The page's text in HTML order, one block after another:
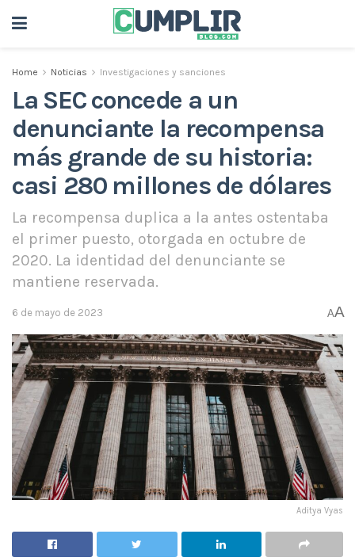
Home Noticias Investigaciones y sanciones
La SEC concede a un
denunciante la recompensa
más grande de su historia:
casi 280 millones de dólares
La recompensa duplica a la antes ostentaba
el primer puesto, otorgada en octubre de
2020. La identidad del denunciante se
mantiene reservada.
6 de mayo de 2023 AA
Aditya Vyas